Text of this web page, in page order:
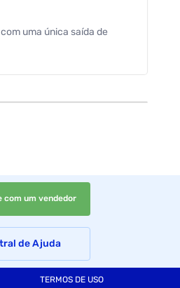
uma única saída de
com um vendedor
de Ajuda
TERMOS DE USO